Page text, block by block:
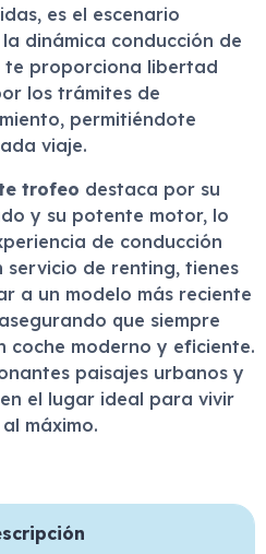
es el escenario
dinámica conducción de
te proporciona libertad
los trámites de
permitiéndote
viaje.
trofeo destaca por su
y su potente motor, lo
de conducción
servicio de renting, tienes
a un modelo más reciente
que siempre
coche moderno y eficiente.
paisajes urbanos y
el lugar ideal para vivir
máximo.